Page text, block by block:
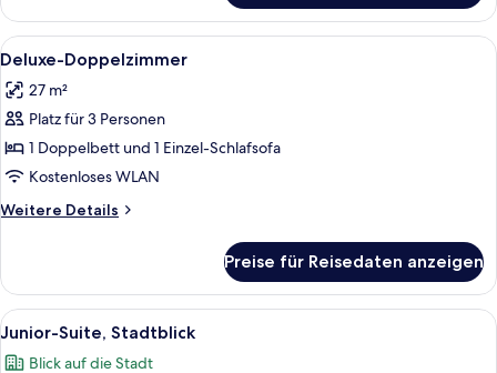
Suite
Alle
Fotos
für
Deluxe-
Doppelzimmer
anzeigen
Ein modernes Hotelzimmer mit Bett,
6
Deluxe-Doppelzimmer
27 m²
Platz für 3 Personen
1 Doppelbett und 1 Einzel-Schlafsofa
Kostenloses WLAN
Weitere Details
Weitere
Doppelzimmer
Preise für Reisedaten anzeigen
Alle
Fotos
Ein modernes Hotelzimmer mit
10
Junior-Suite, Stadtblick
Blick auf die Stadt